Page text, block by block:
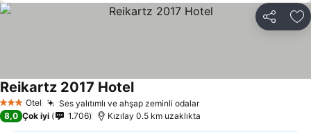
Paylaş
3 YıldızOtel Ses yalıtımlı ve ahşap zeminli odalar
Reikartz 2017 Hotel
8,0 Çok iyi 1.706 Kızılay 0.5 km uzaklıkta